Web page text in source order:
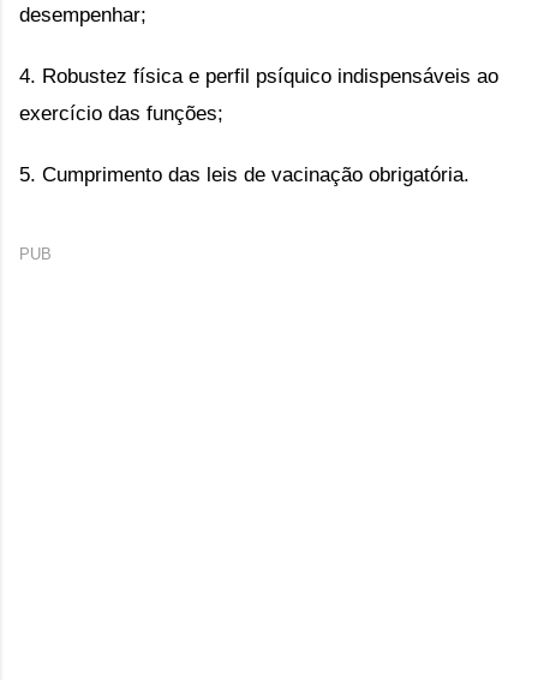
desempenhar;
4. Robustez física e perfil psíquico indispensáveis ao
exercício das funções;
5. Cumprimento das leis de vacinação obrigatória.
PUB